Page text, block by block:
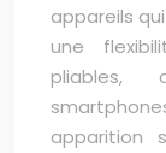
appareils
une
pliables,
apparition